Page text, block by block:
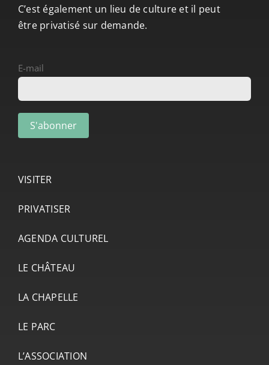
C’est également un lieu de culture et il peut
être privatisé sur demande.
E-mail
VISITER
PRIVATISER
AGENDA CULTUREL
LE CHÂTEAU
LA CHAPELLE
LE PARC
L’ASSOCIATION